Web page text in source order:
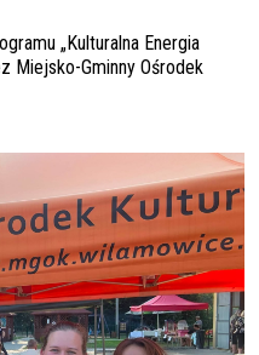
„Kulturalna Energia
Miejsko-Gminny Ośrodek